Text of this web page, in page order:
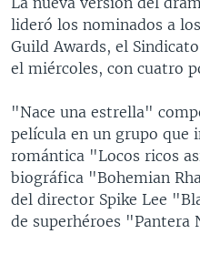
lideró los nominados a
Guild Awards, el
el miércoles, con cuatro
"Nace una estrella"
película en un grupo que
romántica "Locos ricos
biográfica "Bohemian
del director Spike Lee
de superhéroes "Pantera